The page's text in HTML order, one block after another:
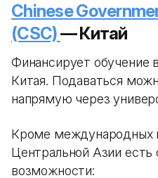
Chinese
(CSC)— Китай
Финансирует обучение
Китая. Подаваться
напрямую через
Кроме международных
Центральной Азии есть
возможности: